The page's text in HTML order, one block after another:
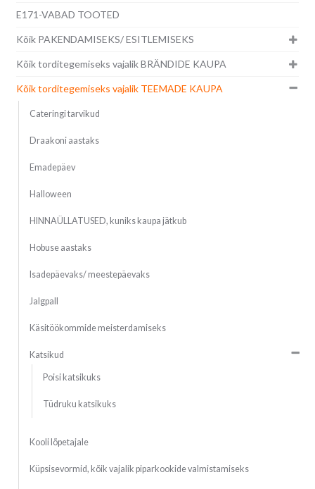
E171-VABAD TOOTED
Kõik PAKENDAMISEKS/ ESITLEMISEKS
Kõik torditegemiseks vajalik BRÄNDIDE KAUPA
Kõik torditegemiseks vajalik TEEMADE KAUPA
Cateringi tarvikud
Draakoni aastaks
Emadepäev
Halloween
HINNAÜLLATUSED, kuniks kaupa jätkub
Hobuse aastaks
Isadepäevaks/ meestepäevaks
Jalgpall
Käsitöökommide meisterdamiseks
Katsikud
Poisi katsikuks
Tüdruku katsikuks
Kooli lõpetajale
Küpsisevormid, kõik vajalik piparkookide valmistamiseks